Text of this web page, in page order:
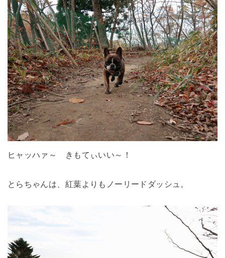
ヒャッハァ～ きもてぃいい～！
とらちゃんは、紅葉よりもノーリードダッシュ。